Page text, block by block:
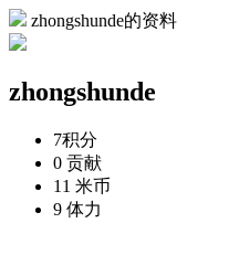
zhongshunde的资料
zhongshunde
7积分
0 贡献
11 米币
9 体力